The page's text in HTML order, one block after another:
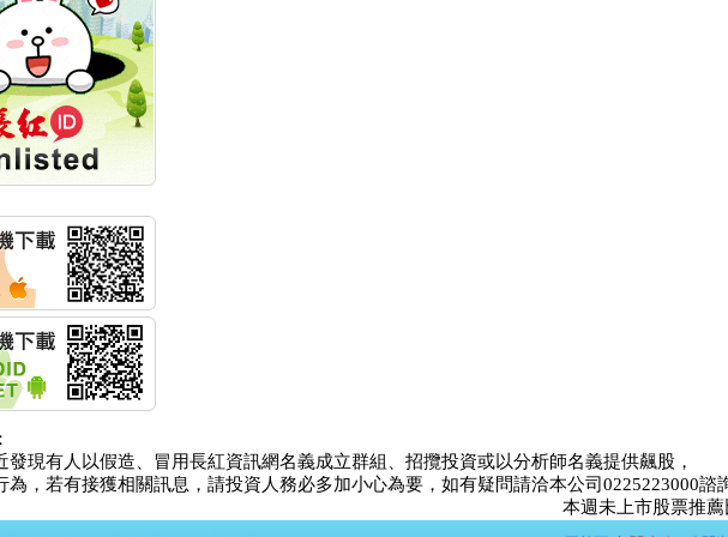
業:明緯永續科技
以電源驅動善的力
業:秀育SHO-U儲
獲國內首張CNS
信:聯博00404A
進:代重要子公司
熱股份有限公司
事會通過發言人
發
進:代重要子公司
熱股份有限公司
事會決議發行員
權
進:代重要子公司
熱股份有限公司
事會追認113年
熱股份有限公司
發現有人以假造、冒用長紅資訊網名義成立群組、招攬投資或以分析師名義提供飆股，
為，若有接獲相關訊息，請投資人務必多加小心為要，如有疑問請洽本公司0225223000諮
本週未上市股票推薦